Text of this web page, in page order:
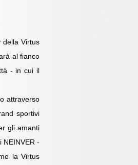
della Virtus
al fianco
- in cui il
attraverso
sportivi
gli amanti
NEINVER -
la Virtus